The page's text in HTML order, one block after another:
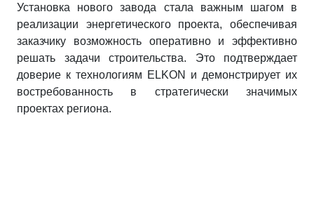
Установка нового завода стала важным шагом в
реализации энергетического проекта, обеспечивая
заказчику возможность оперативно и эффективно
решать задачи строительства. Это подтверждает
доверие к технологиям ELKON и демонстрирует их
востребованность в стратегически значимых
проектах региона.